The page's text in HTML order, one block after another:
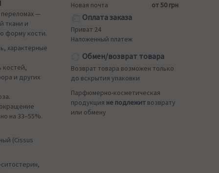
—
ткани и
форму кости.
характерные
костей,
и других
на 33–55%.
(Cissus
Новая почта от 50 грн
Оплата заказа
Приват 24
Наложенный платеж
Обмен/возврат товара
Возврат товара возможен только
до вскрытия упаковки
Парфюмерно-косметическая
продукция не подлежит возврату
или обмену